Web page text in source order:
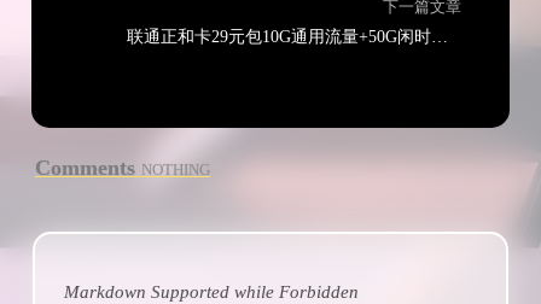
下一篇文章
联通正和卡29元包10G通用流量+50G闲时通用流量+140G定向流量+无语音功能+视频会员
Comments NOTHING
Markdown Supported while Forbidden